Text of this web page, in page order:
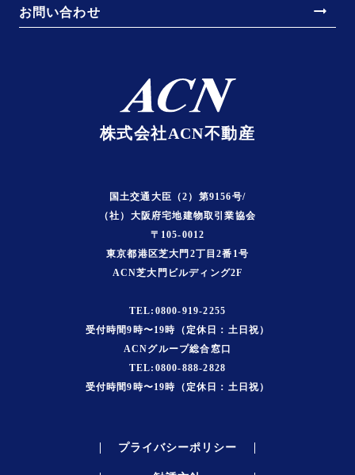
お問い合わせ arrow_right_alt
株式会社ACN不動産
国土交通大臣（2）第9156号/
（社）大阪府宅地建物取引業協会
〒105-0012
東京都港区芝大門2丁目2番1号
ACN芝大門ビルディング2F
TEL:0800-919-2255
受付時間9時〜19時（定休日：土日祝）
ACNグループ総合窓口
TEL:0800-888-2828
受付時間9時〜19時（定休日：土日祝）
プライバシーポリシー